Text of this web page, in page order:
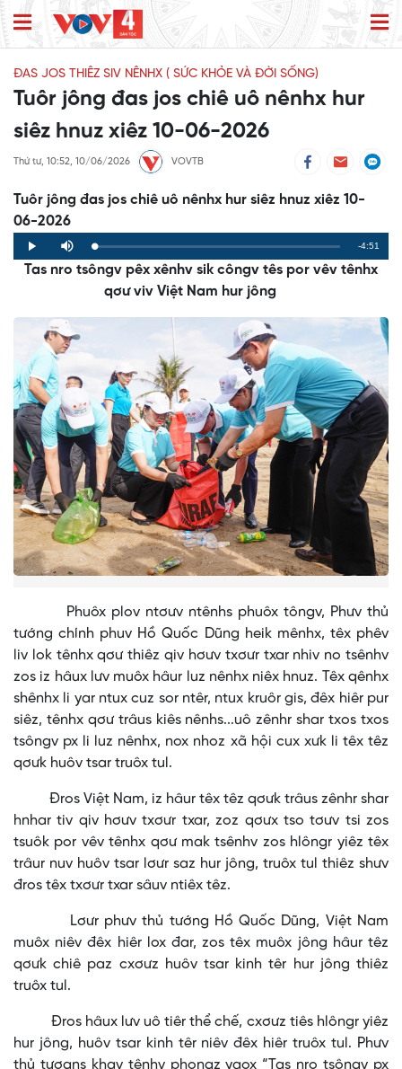
ĐAS JOS THIÊZ SIV NÊNHX ( SỨC KHỎE VÀ ĐỜI SỐNG)
Tuôr jông đas jos chiê uô nênhx hur
siêz hnuz xiêz 10-06-2026
Thứ tư, 10:52, 10/06/2026 VOVTB
Tuôr jông đas jos chiê uô nênhx hur siêz hnuz xiêz 10-
06-2026
Play Mute Loaded:
0%
Progress:
0%
Remaining
Time
-4:51
Tas nro tsôngv pêx xênhv sik côngv tês por vêv tênhx
qơư viv Việt Nam hur jông
Phuôx plov ntơưv ntênhs phuôx tôngv, Phưv thủ
tướng chính phuv Hồ Quốc Dũng heik mênhx, têx phêv
liv lok tênhx qơư thiêz qiv hơưv txơưr txar nhiv no tsênhv
zos iz hâux lưv muôx hâur luz nênhx niêx hnuz. Têx qênhx
shênhx li yar ntux cuz sor ntêr, ntux kruôr gis, đêx hiêr pur
siêz, tênhx qơư trâus kiês nênhs...uô zênhr shar txos txos
tsôngv px li luz nênhx, nox nhoz xã hội cux xưk li têx têz
qơưk huôv tsar truôx tul.
Đros Việt Nam, iz hâur têx têz qơưk trâus zênhr shar
hnhar tiv qiv hơưv txơưr txar, zoz qơưx tso tơưv tsi zos
tsuôk por vêv tênhx qơư mak tsênhv zos hlôngr yiêz têx
trâur nuv huôv tsar lơưr saz hur jông, truôx tul thiêz shưv
đros têx txơưr txar sâuv ntiêx têz.
Lơưr phưv thủ tướng Hồ Quốc Dũng, Việt Nam
muôx niêv đêx hiêr lox đar, zos têx muôx jông hâur têz
qơưk chiê paz cxơưz huôv tsar kinh têr hur jông thiêz
truôx tul.
Đros hâux lưv uô tiêr thể chế, cxơưz tiês hlôngr yiêz
hur jông, huôv tsar kinh têr niêv đêx hiêr truôx tul. Phưv
thủ tươgns khav tênhv phongz yaox “Tas nro tsôngv px